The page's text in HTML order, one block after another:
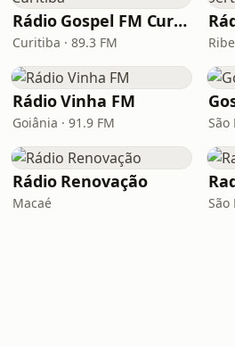
Rádio Gospel FM Curitiba
Curitiba · 89.3 FM
Rádio Vinha FM
Goiânia · 91.9 FM São
Rádio Renovação
Macaé São